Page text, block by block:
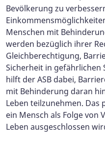
Bevölkerung zu
Menschen mit
werden bezüglich ihrer
Gleichberechtigung,
Sicherheit in gefährlichen
hilft der ASB dabei,
mit Behinderung daran
Leben teilzunehmen. Das
ein Mensch als Folge von
Leben ausgeschlossen